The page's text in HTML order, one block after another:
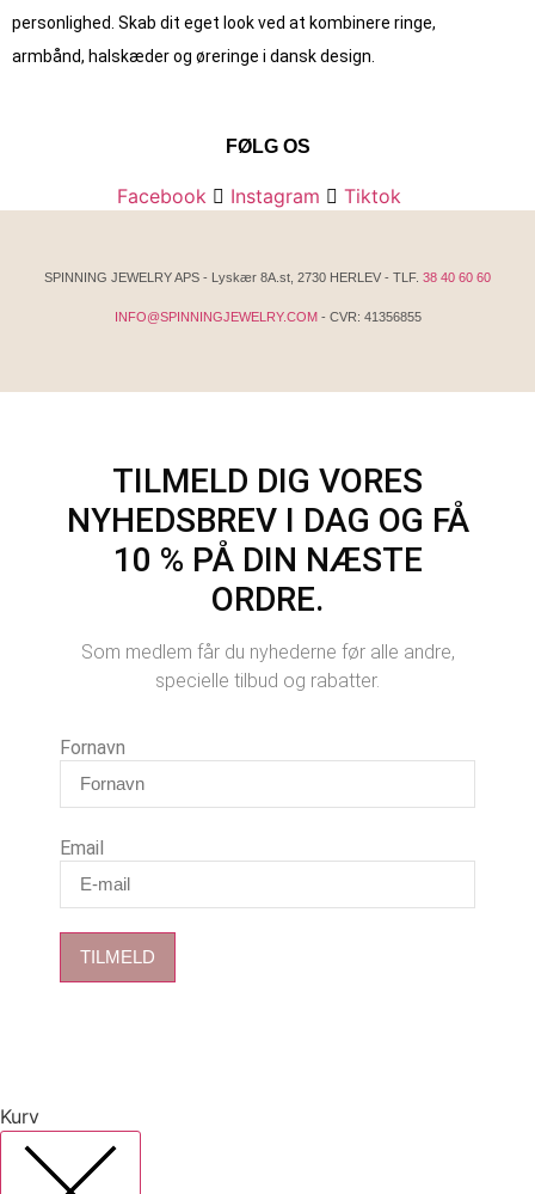
personlighed. Skab dit eget look ved at kombinere ringe,
armbånd, halskæder og øreringe i dansk design.
FØLG OS
Facebook Instagram Tiktok
SPINNING JEWELRY APS - Lyskær 8A.st, 2730 HERLEV - TLF. 38 40 60 60
INFO@SPINNINGJEWELRY.COM- CVR: 41356855
TILMELD DIG VORES
NYHEDSBREV I DAG OG FÅ
10 % PÅ DIN NÆSTE
ORDRE.
Som medlem får du nyhederne før alle andre,
specielle tilbud og rabatter.
Fornavn
Email
TILMELD
Kurv